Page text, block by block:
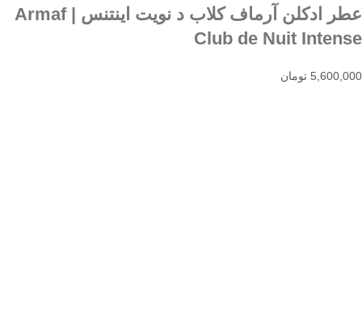
عطر ادکلن آرماف کلاب د نویت اینتنس | Armaf
Club de Nuit Intense
5,600,000 تومان